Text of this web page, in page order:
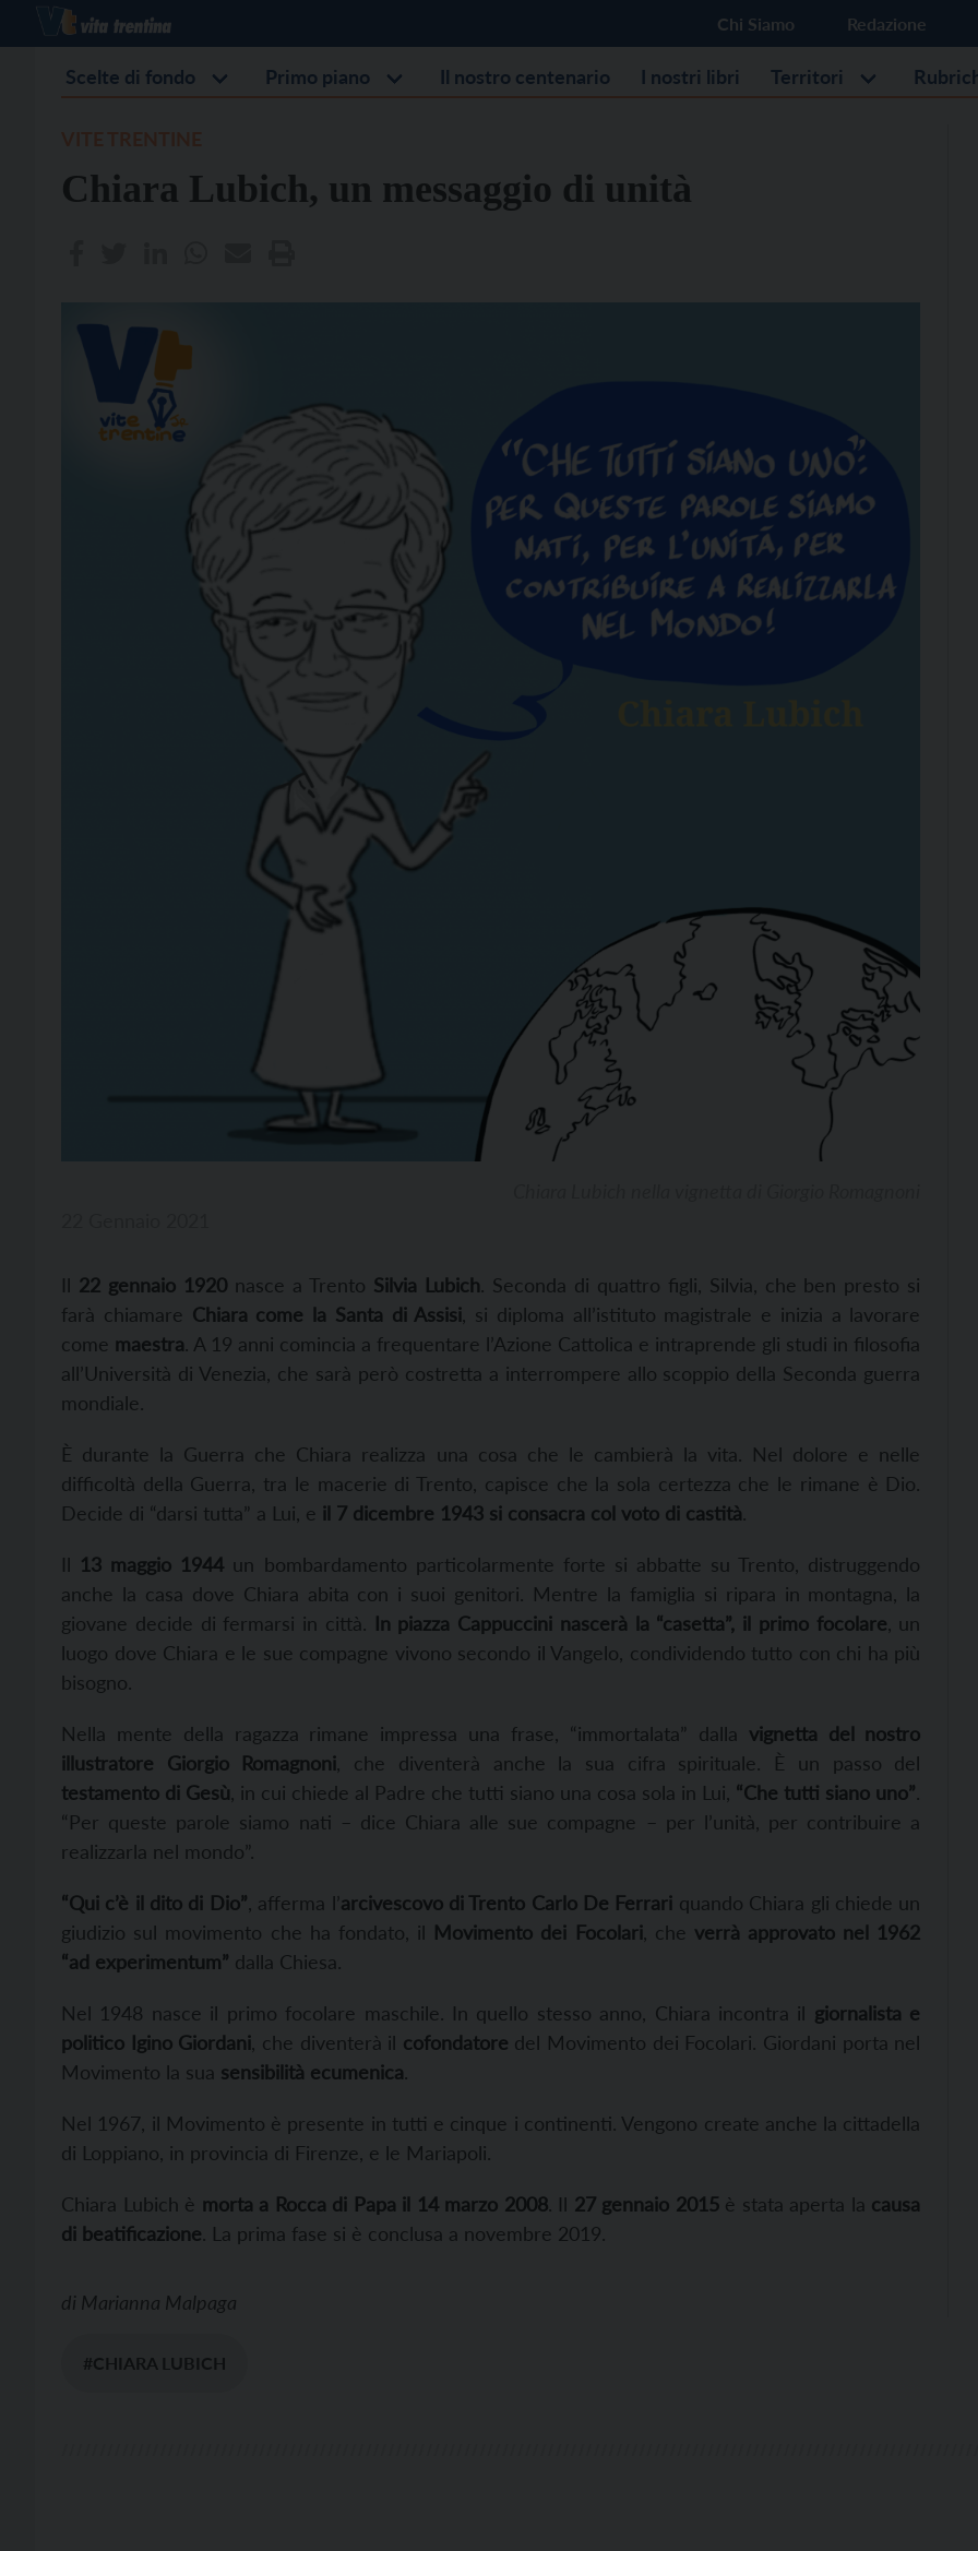
Chi Siamo Redazione
Scelte di fondo Primo piano Il nostro centenario I nostri libri Territori
Chiara Lubich, un messaggio di unità
Il 22 gennaio 1920 nasce a Trento Silvia Lubich. Seconda di quattro figli, Silvia, che ben presto si
farà chiamare Chiara come la Santa di Assisi si diploma all’istituto magistrale e inizia a lavorare
come maestra. A 19 anni comincia a frequentare l’Azione Cattolica e intraprende gli studi in filosofia
all’Università di Venezia, che sarà però costretta a interrompere allo scoppio della Seconda guerra
mondiale.
È durante la Guerra che Chiara realizza una cosa che le cambierà la vita. Nel dolore e nelle
difficoltà della Guerra, tra le macerie di Trento, capisce che la sola certezza che le rimane è Dio.
Decide di “darsi tutta” a Lui, e il 7 dicembre 1943 si consacra col voto di castità.
Il 13 maggio 1944 un bombardamento particolarmente forte si abbatte su Trento , distruggendo
anche la casa dove Chiara abita con i suoi genitori. Mentre la famiglia si ripara in montagna, la
giovane decide di fermarsi in città. In piazza Cappuccini nascerà la “casetta”, il primo focolare , un
luogo dove Chiara e le sue compagne vivono secondo il Vangelo, condividendo tutto con chi ha più
bisogno.
Nella mente della ragazza rimane impressa una frase , “immortalata” dalla vignetta del nostro
illustratore Giorgio Romagnoni
che diventerà anche la sua cifra spirituale. È un passo del
testamento di Gesù , in cui chiede al Padre che tutti siano una cosa sola in Lui, “Che tutti siano uno”.
“Per queste parole siamo nati – dice Chiara alle sue compagne – per l’unità, per contribuire a
realizzarla nel mondo”.
“Qui c’è il dito di Dio” , afferma l’arcivescovo di Trento Carlo De Ferrari quando Chiara gli chiede un
giudizio sul movimento che ha fondato, il Movimento dei Focolari, che verrà approvato nel 1962
“ad experimentum” dalla Chiesa.
Nel 1948 nasce il primo focolare maschile. In quello stesso anno, Chiara incontra il giornalista e
politico Igino Giordani , che diventerà il cofondatore del Movimento dei Focolari. Giordani porta nel
Movimento la sua sensibilità ecumenica.
Nel 1967, il Movimento è presente in tutti e cinque i continenti. Vengono create anche la cittadella
di Loppiano, in provincia di Firenze, e le Mariapoli.
Chiara Lubich è morta a Rocca di Papa il 14 marzo 2008. Il 27 gennaio 2015è stata aperta la causa
di beatificazione. La prima fase si è conclusa a novembre 2019.
di Marianna Malpaga
#CHIARA LUBICH